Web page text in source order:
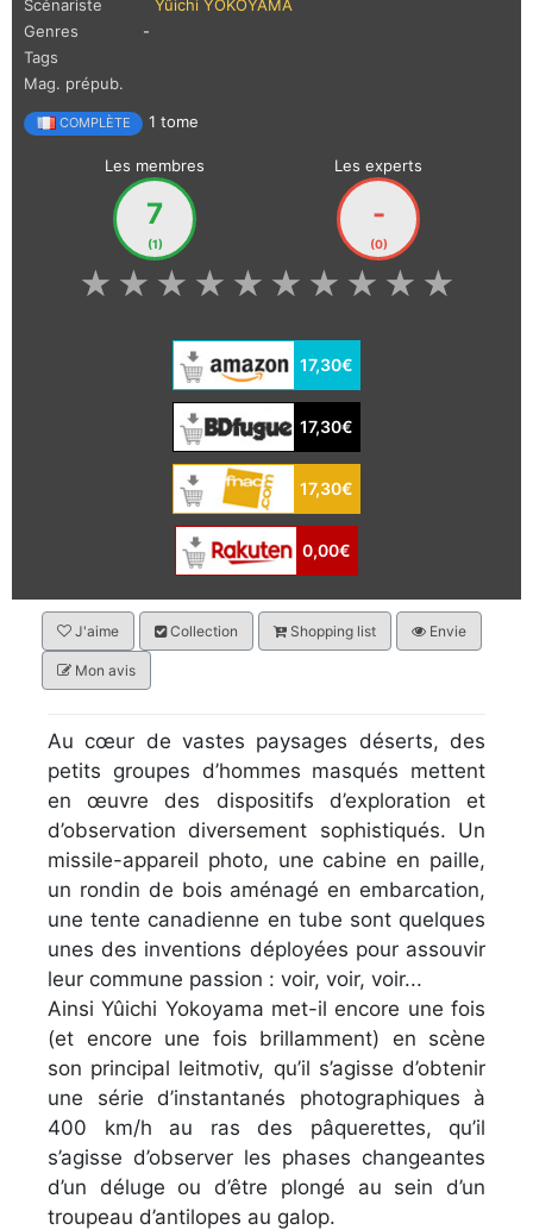
Scénariste
Yûichi YOKOYAMA
Genres
-
Tags
Mag. prépub.
COMPLÈTE 1 tome
Les membres
7
(1)
Les experts
-
(0)
★
★
★
★
★
★
★
★
★
★
17,30€
17,30€
17,30€
0,00€
J'aime Collection Shopping list Envie
Mon avis
Au cœur de vastes paysages déserts, des
petits groupes d’hommes masqués mettent
en œuvre des dispositifs d’exploration et
d’observation diversement sophistiqués. Un
missile-appareil photo, une cabine en paille,
un rondin de bois aménagé en embarcation,
une tente canadienne en tube sont quelques
unes des inventions déployées pour assouvir
leur commune passion : voir, voir, voir...
Ainsi Yûichi Yokoyama met-il encore une fois
(et encore une fois brillamment) en scène
son principal leitmotiv, qu’il s’agisse d’obtenir
une série d’instantanés photographiques à
400 km/h au ras des pâquerettes, qu’il
s’agisse d’observer les phases changeantes
d’un déluge ou d’être plongé au sein d’un
troupeau d’antilopes au galop.